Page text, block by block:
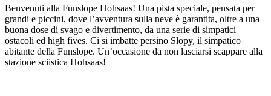
Benvenuti alla Funslope Hohsaas! Una pista speciale, pensata per
grandi e piccini, dove l’avventura sulla neve è garantita, oltre a una
buona dose di svago e divertimento, da una serie di simpatici
ostacoli ed high fives. Ci si imbatte persino Slopy, il simpatico
abitante della Funslope. Un’occasione da non lasciarsi scappare alla
stazione sciistica Hohsaas!